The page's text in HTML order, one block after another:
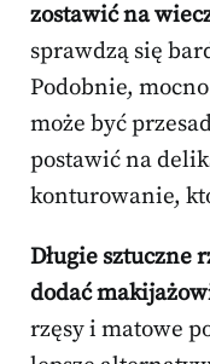
zostawić na
sprawdzą się
Podobnie,
może być
postawić na
konturowanie,
Długie sztuczne
dodać
rzęsy i matowe